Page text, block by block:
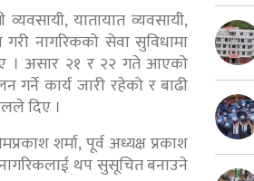
यातायात व्यवसायी,
नागरिकको सेवा सुविधामा
। असार २१ र २२ गते आएको
कार्य जारी रहेको र बाढी
दिए ।
शर्मा, पूर्व अध्यक्ष प्रकाश
थप सुसूचित बनाउने